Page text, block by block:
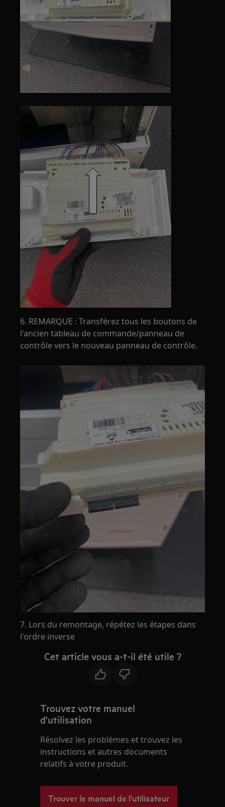
6. REMARQUE : Transférez tous les boutons de
l'ancien tableau de commande/panneau de
contrôle vers le nouveau panneau de contrôle.
7. Lors du remontage, répétez les étapes dans
l'ordre inverse
Cet article vous a-t-il été utile ?
Trouvez votre manuel
d'utilisation
Résolvez les problèmes et trouvez les
instructions et autres documents
relatifs à votre produit.
Trouver le manuel de l'utilisateur